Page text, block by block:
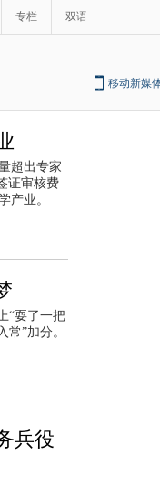
专栏 双语
移动新媒
超出专家
证审核费
产业。
“耍了一把
”加分。
兵役